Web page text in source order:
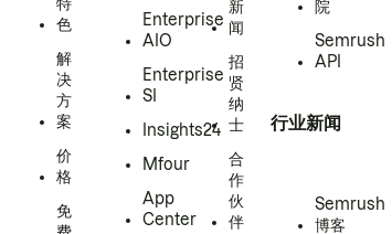
色
解
决
方
案
价
格
免
Enterprise
AIO
Enterprise
SI
Insights24
Mfour
App
Center
新
闻
招
贤
纳
士
合
作
伙
伴
院
Semrush
API
行业新闻
Semrush
博客